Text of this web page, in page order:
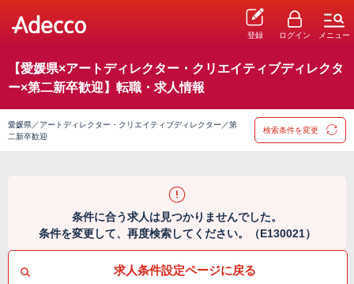
登録 ログイン メニュー
【愛媛県×アートディレクター・クリエイティブディレクタ
ー×第二新卒歓迎】転職・求人情報
愛媛県／アートディレクター・クリエイティブディレクター／第
二新卒歓迎
検索条件を変更
条件に合う求人は見つかりませんでした。
条件を変更して、再度検索してください。（E130021）
求人条件設定ページに戻る